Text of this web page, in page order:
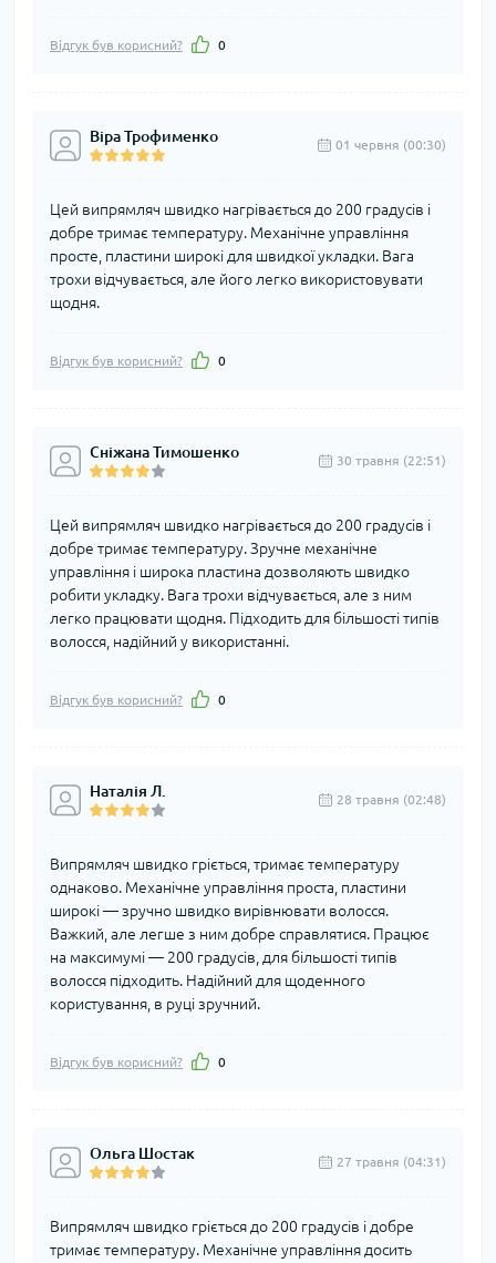
Відгук був корисний? 0
Віра Трофименко 01 червня (00:30)
Цей випрямляч швидко нагрівається до 200 градусів і
добре тримає температуру. Механічне управління
просте, пластини широкі для швидкої укладки. Вага
трохи відчувається, але його легко використовувати
щодня.
Відгук був корисний? 0
Сніжана Тимошенко 30 травня (22:51)
Цей випрямляч швидко нагрівається до 200 градусів і
добре тримає температуру. Зручне механічне
управління і широка пластина дозволяють швидко
робити укладку. Вага трохи відчувається, але з ним
легко працювати щодня. Підходить для більшості типів
волосся, надійний у використанні.
Відгук був корисний? 0
Наталія Л. 28 травня (02:48)
Випрямляч швидко гріється, тримає температуру
однаково. Механічне управління проста, пластини
широкі — зручно швидко вирівнювати волосся.
Важкий, але легше з ним добре справлятися. Працює
на максимумі — 200 градусів, для більшості типів
волосся підходить. Надійний для щоденного
користування, в руці зручний.
Відгук був корисний? 0
Ольга Шостак 27 травня (04:31)
Випрямляч швидко гріється до 200 градусів і добре
тримає температуру. Механічне управління досить